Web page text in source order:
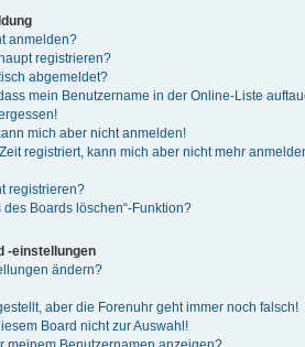
anmelden?
registrieren?
abgemeldet?
mein Benutzername in der Online-Liste
mich aber nicht anmelden!
registriert, kann mich aber nicht mehr
registrieren?
Boards löschen“-Funktion?
-einstellungen
ändern?
aber die Forenuhr geht immer noch falsch!
Board nicht zur Auswahl!